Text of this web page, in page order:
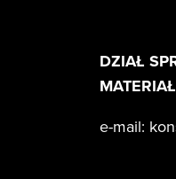
DZIAŁ
e-mail: